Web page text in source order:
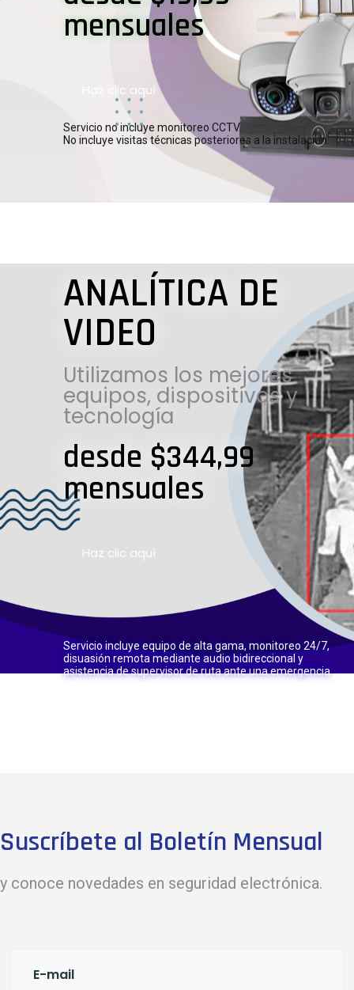
mensuales
Haz clic aquí
Servicio no incluye monitoreo CCTV.
No incluye visitas técnicas posteriores a la instalación.
ANALÍTICA DE
VIDEO
Utilizamos los mejores
equipos, dispositivos y
tecnología
desde $344,99
mensuales
Haz clic aquí
Servicio incluye equipo de alta gama, monitoreo 24/7,
disuasión remota mediante audio bidireccional y
asistencia de supervisor de ruta ante una emergencia
Suscríbete al Boletín Mensual
y conoce novedades en seguridad electrónica.